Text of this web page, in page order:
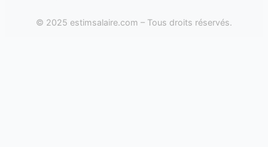
© 2025 estimsalaire.com – Tous droits réservés.